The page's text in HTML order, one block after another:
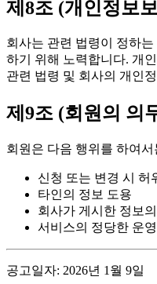
제8조 (개인정보
회사는 관련 법령이 정하
하기 위해 노력합니다. 개
관련 법령 및 회사의 개인
제9조 (회원의 의
회원은 다음 행위를 하여서
신청 또는 변경 시 허
타인의 정보 도용
회사가 게시한 정보
서비스의 정당한 운
공고일자: 2026년 1월 9일